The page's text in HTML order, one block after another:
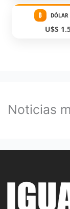
₿
U$S
Noticias